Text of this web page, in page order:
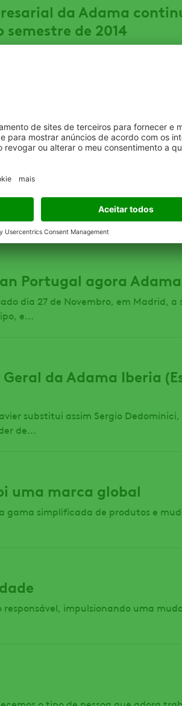
da Adama
de 2014
9% nas receitas e nos lucros e de
a...
e texto, imagens, vídeos,
apresentados no sítio web; em
suas filiais (Grupo ADAMA) ou
filial em Portugal:
Columbano Bordalo Pinheiro, n.º
Portugal agora Adama
dia 27 de Novembro, em Madrid,
e...
da Adama Iberia
substitui assim Sergio
de...
uma marca global
simplificada de produtos e
impulsionando uma